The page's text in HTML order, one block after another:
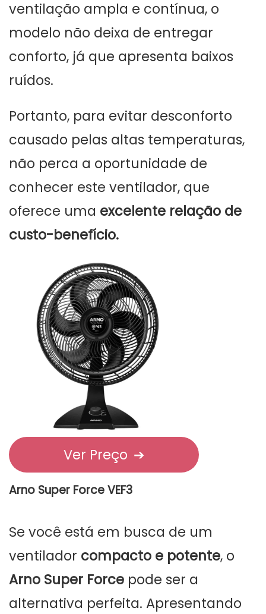
ventilação ampla e contínua, o
modelo não deixa de entregar
conforto, já que apresenta baixos
ruídos.
Portanto, para evitar desconforto
causado pelas altas temperaturas,
não perca a oportunidade de
conhecer este ventilador, que
oferece uma excelente relação de
custo-benefício.
Ver Preço ➔
Arno Super Force VEF3
Se você está em busca de um
ventilador compacto e potente, o
Arno Super Force pode ser a
alternativa perfeita. Apresentando